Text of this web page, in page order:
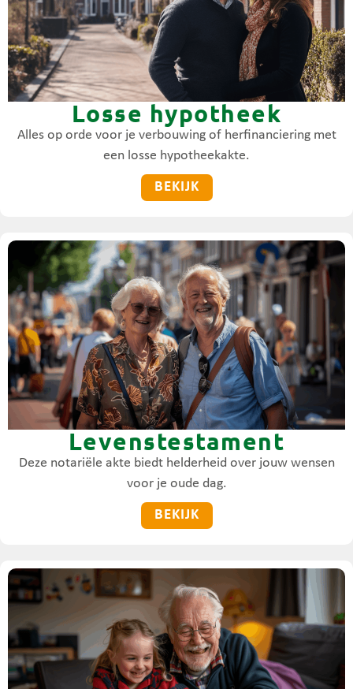
Losse hypotheek
Alles op orde voor je verbouwing of herfinanciering met
een losse hypotheekakte.
BEKIJK
Levenstestament
Deze notariële akte biedt helderheid over jouw wensen
voor je oude dag.
BEKIJK